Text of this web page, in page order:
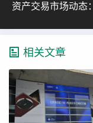
相关文章